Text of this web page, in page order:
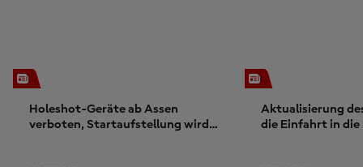
Holeshot-Geräte ab Assen
verboten, Startaufstellung wird
Aktualisierung
die Einfahrt in die